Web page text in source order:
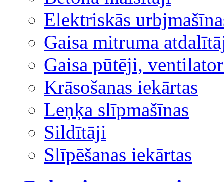
Elektriskās
Gaisa mitruma
Gaisa pūtēji,
Krāsošanas iekārtas
Leņķa slīpmašīnas
Sildītāji
Slīpēšanas iekārtas